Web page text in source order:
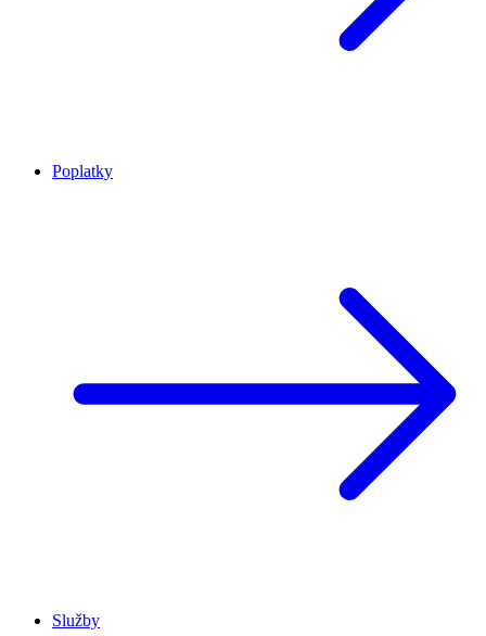
Poplatky
Služby